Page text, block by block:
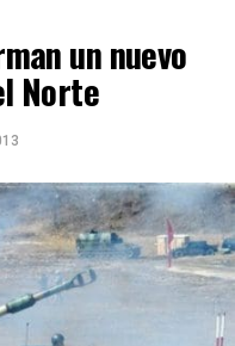
un nuevo
Norte